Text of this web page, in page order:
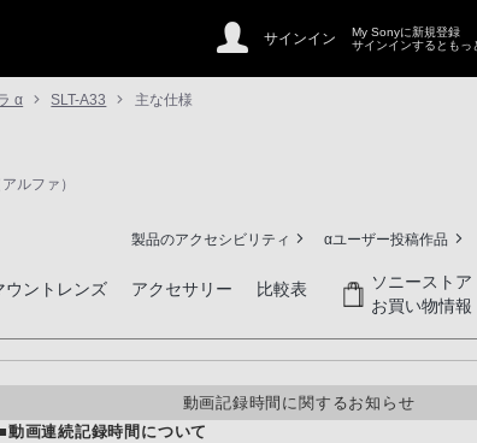
サインイン
My Sonyに新規登録
サインインするともっ
α SLT-A33 主な仕様
ルファ）
製品のアクセシビリティ αユーザー投稿作品
ウントレンズ アクセサリー 比較表
ソニーストア
お買い物情報
動画記録時間に関するお知らせ
動画連続記録時間について